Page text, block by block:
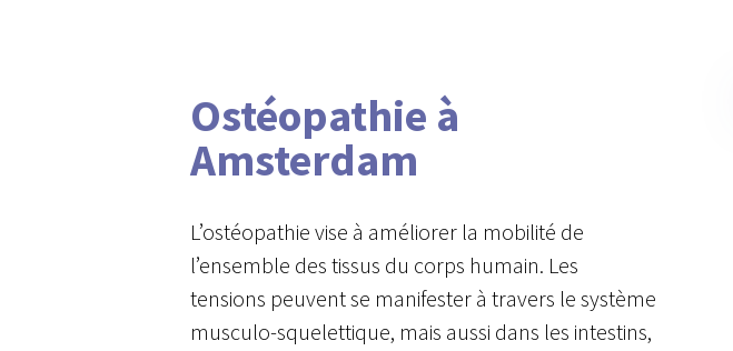
Hit enter to search or ESC to close
Ostéopathie à
Amsterdam
L’ostéopathie vise à améliorer la mobilité de
l’ensemble des tissus du corps humain. Les
tensions peuvent se manifester à travers le système
musculo-squelettique, mais aussi dans les intestins,